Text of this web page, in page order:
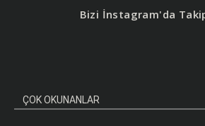
Bizi İnstagram'da
ÇOK OKUNANLAR